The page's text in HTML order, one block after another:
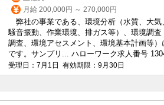
月給 200,000円 ～ 270,000円
弊社の事業である、環境分析（水質、大気
騒音振動、作業環境、排ガス等）、環境調
調査、環境アセスメント、環境基本計画等
です。サンプリ... ハローワーク求人番号
受理日：7月1日 有効期限：9月30日